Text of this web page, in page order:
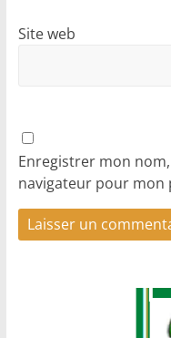
Site web
Enregistrer mon
navigateur pour mon